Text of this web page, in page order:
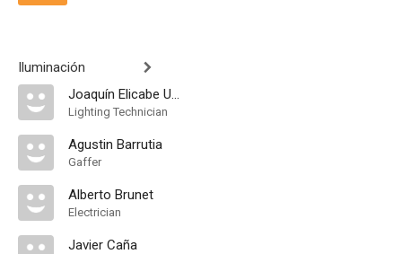
Iluminación
Joaquín Elicabe Urriol
Lighting Technician
Agustin Barrutia
Gaffer
Alberto Brunet
Electrician
Javier Caña